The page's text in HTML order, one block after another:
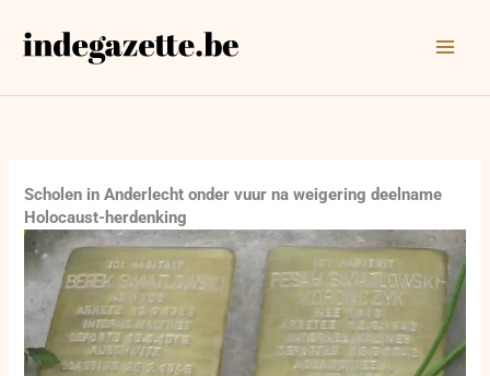
naar
Scholen in Anderlecht onder vuur na weigering deelname
Holocaust-herdenking